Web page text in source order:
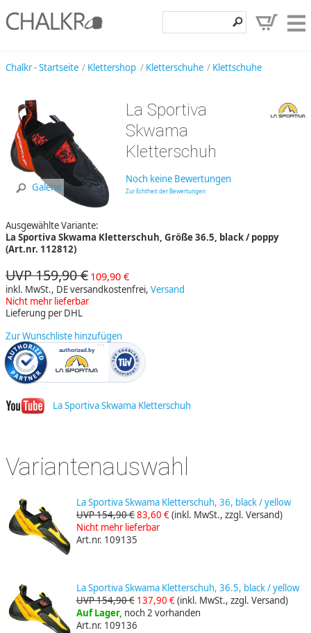
Klettershop
Entdecken
Hilfe, Kontakt
Chalkr - Startseite Klettershop Kletterschuhe Klettschuhe
Galerie
La Sportiva
Skwama
Kletterschuh
Noch keine Bewertungen
Zur Echtheit der Bewertungen
Ausgewählte Variante:
La Sportiva Skwama Kletterschuh, Größe 36.5, black / poppy
(Art.nr. 112812)
UVP 159,90 € 109,90 €
inkl. MwSt., DE versandkostenfrei, Versand
Nicht mehr lieferbar
Lieferung per DHL
Zur Wunschliste hinzufügen
La Sportiva Skwama Kletterschuh
Variantenauswahl
La Sportiva Skwama Kletterschuh, 36, black / yellow
UVP 154,90 €83,60 €(inkl. MwSt., zzgl. Versand)
Nicht mehr lieferbar
Art.nr. 109135
La Sportiva Skwama Kletterschuh, 36.5, black / yellow
UVP 154,90 € 137,90 €(inkl. MwSt., zzgl. Versand)
Auf Lager, noch 2 vorhanden
Art.nr. 109136